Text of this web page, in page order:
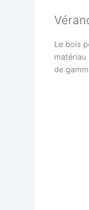
Le bois
matériau
de